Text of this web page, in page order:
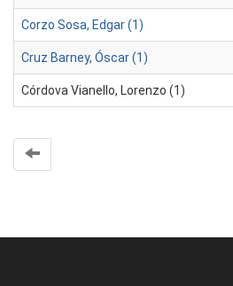
Corzo Sosa, Edgar (1)
Cruz Barney, Óscar (1)
Córdova Vianello, Lorenzo (1)